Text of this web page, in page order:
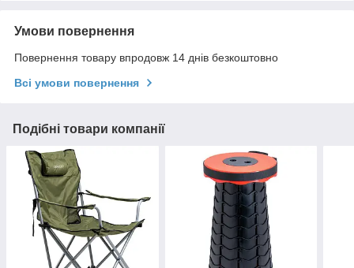
Умови повернення
Повернення товару впродовж 14 днів безкоштовно
Всі умови повернення
Подібні товари компанії